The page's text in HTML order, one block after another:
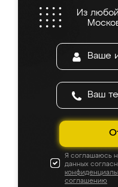
Из
Я соглашаюсь
данных
соглашению